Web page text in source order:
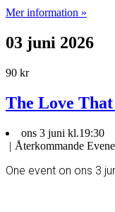
Mer information »
03 juni 2026
90 kr
The Love
ons 3 juni kl.19:30
| Återkommande
One event on ons 3